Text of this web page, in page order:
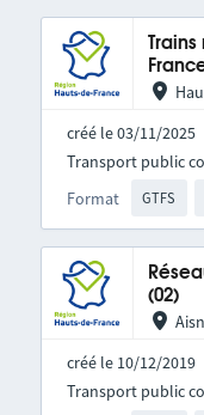
créé le 03/11/2025
Format GTFS
Transport public
(02)
créé le 10/12/2019
Transport public